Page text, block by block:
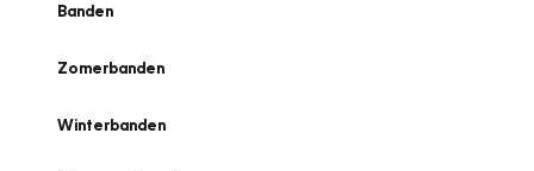
Banden
Zomerbanden
Winterbanden